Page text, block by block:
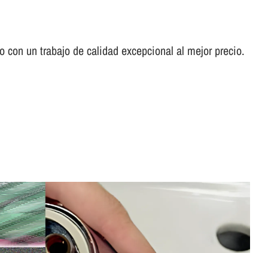
un trabajo de calidad excepcional al mejor precio.